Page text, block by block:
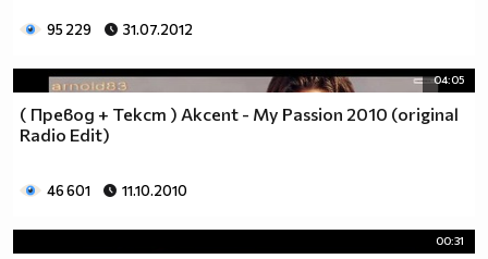
95 229 31.07.2012
04:05
( Превод + Текст ) Akcent - My Passion 2010 (original
Radio Edit)
46 601 11.10.2010
00:31